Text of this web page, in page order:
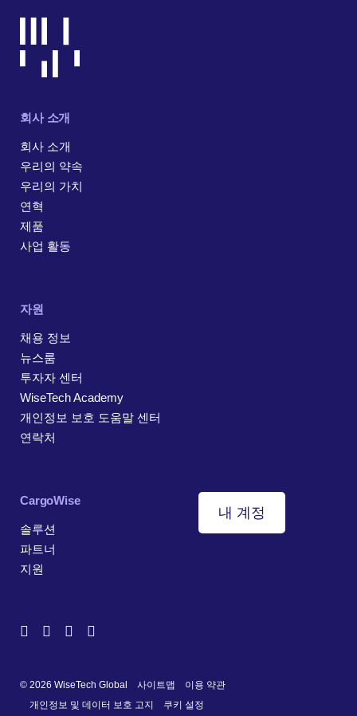
회사 소개
회사 소개
우리의 약속
우리의 가치
연혁
제품
사업 활동
자원
채용 정보
뉴스룸
투자자 센터
WiseTech Academy
개인정보 보호 도움말 센터
연락처
CargoWise
솔루션
파트너
지원
내 계정
© 2026 WiseTech Global 사이트맵
이용 약관
개인정보 및 데이터 보호 고지
쿠키 설정